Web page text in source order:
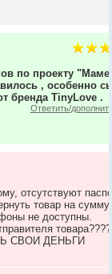
по проекту "Маме
, особенно
бренда TinyLove .
Ответить/
отсутствуют
товар на сумму
не доступны.
товара????
СВОИ ДЕНЬГИ